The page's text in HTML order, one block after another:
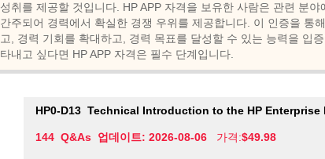
성취를 제공할 것입니다. HP APP 자격을 보유한 사람은 관련 분
간주되어 경력에서 확실한 경쟁 우위를 제공합니다. 이 인증을 통
고, 경력 기회를 확대하고, 경력 목표를 달성할 수 있는 능력을 입
타내고 싶다면 HP APP 자격은 필수 단계입니다.
HP0-D13 Technical Introduction to the HP Enterprise
144 Q&As 업데이트: 2026-08-06 가격:$49.98